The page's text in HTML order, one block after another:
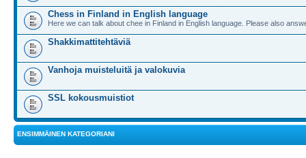
Chess in Finland in English language
Here we can talk about chee in Finland in English language. Please also
Shakkimattitehtäviä
Vanhoja muisteluitä ja valokuvia
SSL kokousmuistiot
ENSIMMÄINEN KATEGORIANI